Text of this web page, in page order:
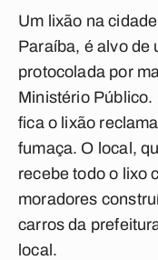
Um lixão na
Paraíba, é alvo de
protocolada por
Ministério Público.
fica o lixão
fumaça. O local,
recebe todo o lixo
moradores
carros da
local.